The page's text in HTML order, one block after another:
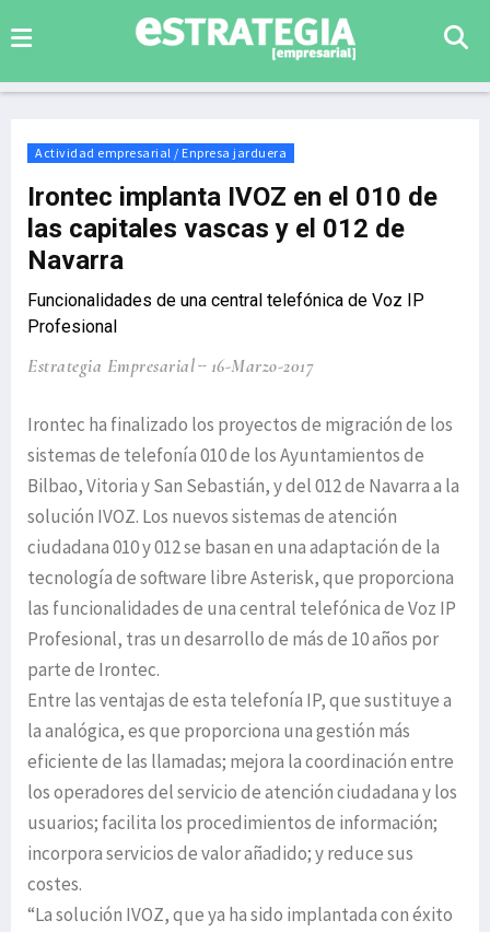
Actividad empresarial / Enpresa jarduera
Irontec implanta IVOZ en el 010 de
las capitales vascas y el 012 de
Navarra
Funcionalidades de una central telefónica de Voz IP
Profesional
Estrategia Empresarial 16-Marzo-2017
Irontec ha finalizado los proyectos de migración de los
sistemas de telefonía 010 de los Ayuntamientos de
Bilbao, Vitoria y San Sebastián, y del 012 de Navarra a la
solución IVOZ. Los nuevos sistemas de atención
ciudadana 010 y 012 se basan en una adaptación de la
tecnología de software libre Asterisk, que proporciona
las funcionalidades de una central telefónica de Voz IP
Profesional, tras un desarrollo de más de 10 años por
parte de Irontec.
Entre las ventajas de esta telefonía IP, que sustituye a
la analógica, es que proporciona una gestión más
eficiente de las llamadas; mejora la coordinación entre
los operadores del servicio de atención ciudadana y los
usuarios; facilita los procedimientos de información;
incorpora servicios de valor añadido; y reduce sus
costes.
“La solución IVOZ, que ya ha sido implantada con éxito